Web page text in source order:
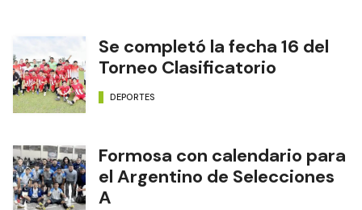
Se completó la fecha 16 del
Torneo Clasificatorio
DEPORTES
Formosa con calendario para
el Argentino de Selecciones
A